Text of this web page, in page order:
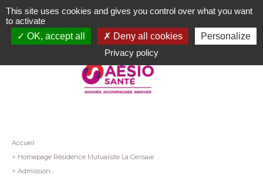
Aller
au
contenu
Fil
d'Ariane
Accueil
Homepage Résidence Mutualiste La Cerisaie
Admission
This site uses cookies and gives you control over what you want
to activate
OK, accept all
Deny all cookies
Personalize
Privacy policy